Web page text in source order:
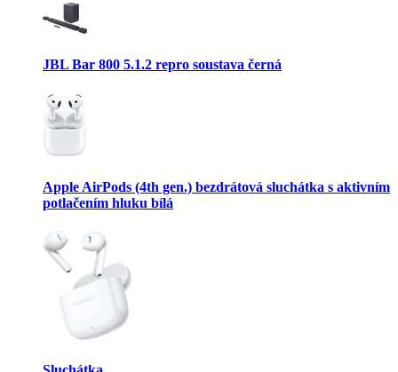
JBL Bar 800 5.1.2 repro soustava černá
Apple AirPods (4th gen.) bezdrátová sluchátka s aktivním
potlačením hluku bílá